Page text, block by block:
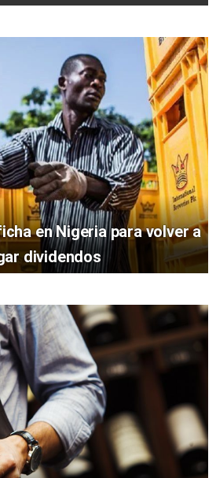
en Nigeria para volver a
dividendos